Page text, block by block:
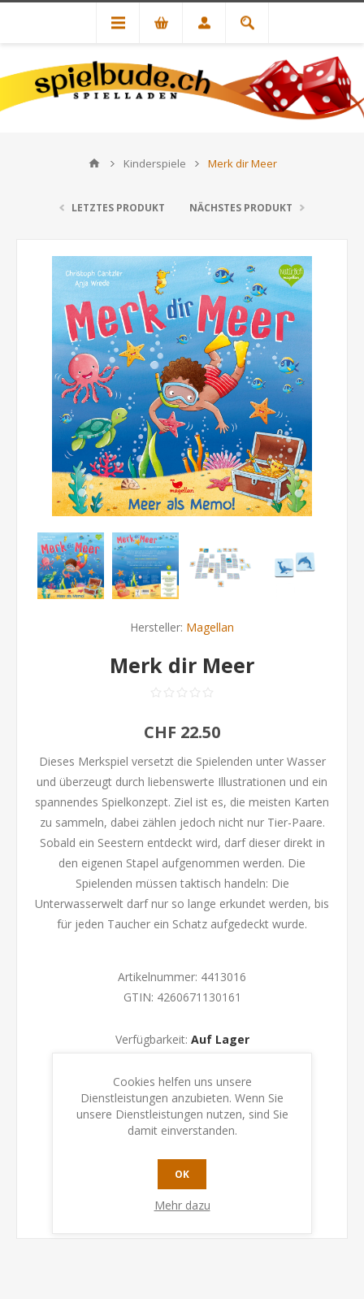
Kinderspiele Merk dir Meer
LETZTES PRODUKT NÄCHSTES PRODUKT
Hersteller: Magellan
Merk dir Meer
CHF 22.50
Dieses Merkspiel versetzt die Spielenden unter Wasser
und überzeugt durch liebenswerte Illustrationen und ein
spannendes Spielkonzept. Ziel ist es, die meisten Karten
zu sammeln, dabei zählen jedoch nicht nur Tier-Paare.
Sobald ein Seestern entdeckt wird, darf dieser direkt in
den eigenen Stapel aufgenommen werden. Die
Spielenden müssen taktisch handeln: Die
Unterwasserwelt darf nur so lange erkundet werden, bis
für jeden Taucher ein Schatz aufgedeckt wurde.
Artikelnummer: 4413016
GTIN: 4260671130161
Verfügbarkeit: Auf Lager
KAUFEN
Cookies helfen uns unsere
Dienstleistungen anzubieten. Wenn Sie
unsere Dienstleistungen nutzen, sind Sie
damit einverstanden.
OK
Mehr dazu